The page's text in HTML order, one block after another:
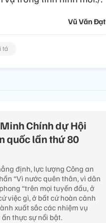
Vũ Văn Đạt
tá
Chính dự Hội
quốc lần thứ 80
định, lực lượng Công an
“Vì nước quên thân, vì dân
“trên mọi tuyến đầu, ở
việc gì, ở bất cứ hoàn cảnh
xuất sắc các nhiệm vụ
thực sự nổi bật.